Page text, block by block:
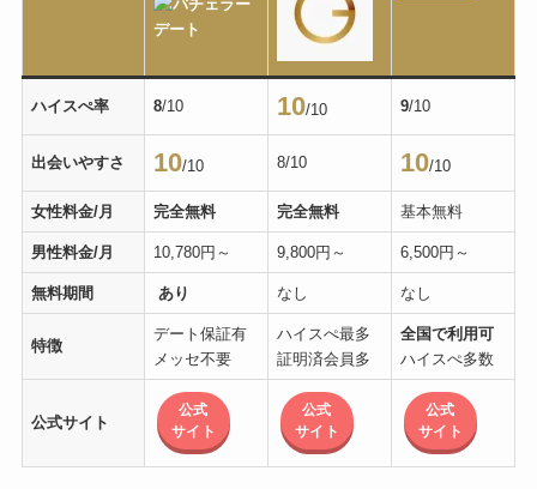
ハイスぺ率 8/10 10/10 9/10
出会いやすさ 10/10 8/10 10/10
女性料金/月 完全無料 完全無料 基本無料
男性料金/月 10,780円～ 9,800円～ 6,500円～
無料期間 あり なし なし
特徴
デート保証有
メッセ不要
ハイスぺ最多
証明済会員多
全国で利用可
ハイスぺ多数
公式サイト
公式
サイト
公式
サイト
公式
サイト